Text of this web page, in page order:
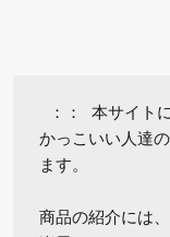
かっこいい人達
ます。
商品の紹介には